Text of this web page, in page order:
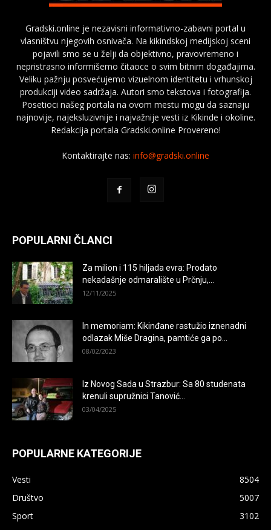
Gradski.online je nezavisni informativno-zabavni portal u
vlasništvu njegovih osnivača. Na kikindskoj medijskoj sceni
pojavili smo se u želji da objektivno, pravovremeno i
nepristrasno informišemo čitaoce o svim bitnim događajima.
Veliku pažnju posvećujemo vizuelnom identitetu i vrhunskoj
produkciji video sadržaja. Autori smo tekstova i fotografija.
Posetioci našeg portala na ovom mestu mogu da saznaju
najnovije, najeksluzivnije i najvažnije vesti iz Kikinde i okoline.
Redakcija portala Gradski.online Provereno!
Kontaktirajte nas: info@gradski.online
POPULARNI ČLANCI
Za milion i 115 hiljada evra: Prodato
nekadašnje odmaralište u Prčnju,...
12/11/2025
In memoriam: Kikinđane rastužio iznenadni
odlazak Miše Dragina, pamtiće ga po...
08/02/2023
Iz Novog Sada u Strazbur: Sa 80 studenata
krenuli supružnici Tanović...
03/04/2025
POPULARNE KATEGORIJE
Vesti
8504
Društvo
5007
Sport
3102